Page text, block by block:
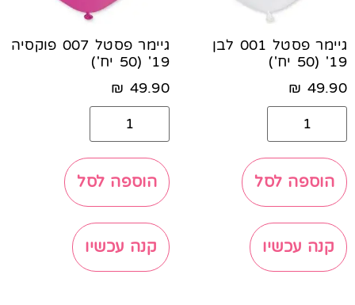
גיימר פסטל 001 לבן
19' (50 יח')
49.90
₪
הוספה לסל
קנה עכשיו
גיימר פסטל 007 פוקסיה
19' (50 יח')
49.90
₪
הוספה לסל
קנה עכשיו